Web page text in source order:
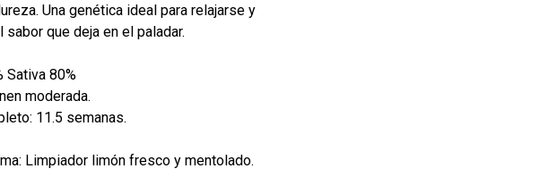
Una genética ideal para relajarse y
que deja en el paladar.
Sativa 80%
moderada.
11.5 semanas.
Limpiador limón fresco y mentolado.